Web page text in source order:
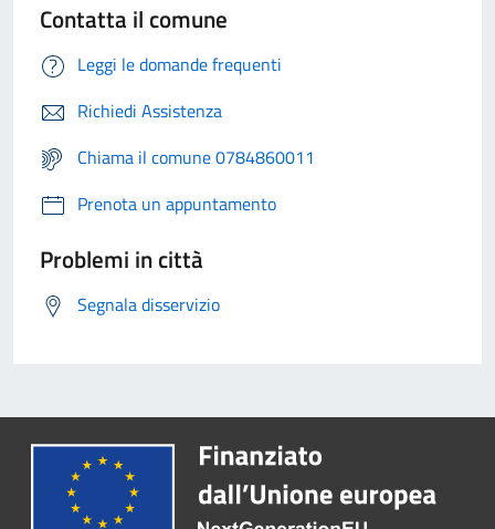
Contatta il comune
Leggi le domande frequenti
Richiedi Assistenza
Chiama il comune 0784860011
Prenota un appuntamento
Problemi in città
Segnala disservizio